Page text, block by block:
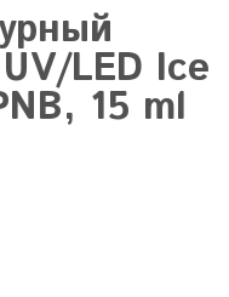
LED Ice
15 ml